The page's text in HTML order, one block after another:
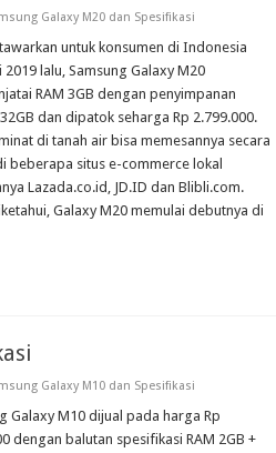
Galaxy M20 dan Spesifikasi
untuk konsumen di Indonesia
2019 lalu, Samsung Galaxy M20
RAM 3GB dengan penyimpanan
dan dipatok seharga Rp 2.799.000.
di tanah air bisa memesannya secara
beberapa situs e-commerce lokal
Lazada.co.id, JD.ID dan Blibli.com.
Galaxy M20 memulai debutnya di
Galaxy M10 dan Spesifikasi
Galaxy M10 dijual pada harga Rp
dengan balutan spesifikasi RAM 2GB +